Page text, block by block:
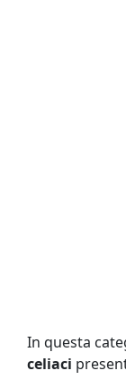
In questa
celiaci